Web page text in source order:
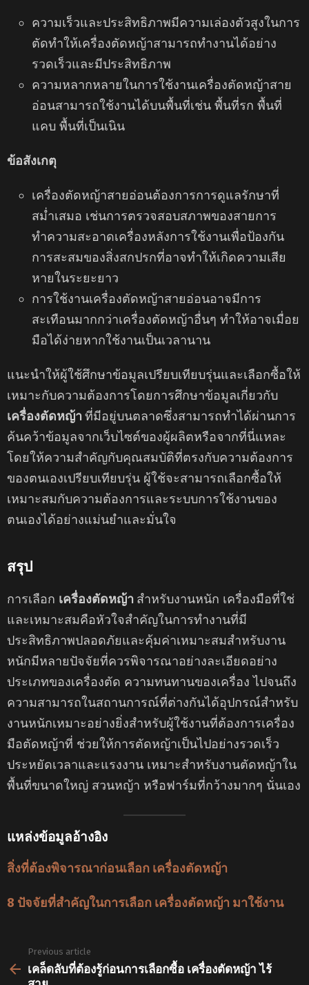
ความเร็วและประสิทธิภาพมีความเล่องตัวสูงในการ
ตัดทำให้เครื่องตัดหญ้าสามารถทำงานได้อย่าง
รวดเร็วและมีประสิทธิภาพ
ความหลากหลายในการใช้งานเครื่องตัดหญ้าสาย
อ่อนสามารถใช้งานได้บนพื้นที่เช่น พื้นที่รก พื้นที่
แคบ พื้นที่เป็นเนิน
ข้อสังเกตุ
เครื่องตัดหญ้าสายอ่อนต้องการการดูแลรักษาที่
สม่ำเสมอ เช่นการตรวจสอบสภาพของสายการ
ทำความสะอาดเครื่องหลังการใช้งานเพื่อป้องกัน
การสะสมของสิ่งสกปรกที่อาจทำให้เกิดความเสีย
หายในระยะยาว
การใช้งานเครื่องตัดหญ้าสายอ่อนอาจมีการ
สะเทือนมากกว่าเครื่องตัดหญ้าอื่นๆ ทำให้อาจเมื่อย
มือได้ง่ายหากใช้งานเป็นเวลานาน
แนะนำให้ผู้ใช้ศึกษาข้อมูลเปรียบเทียบรุ่นและเลือกซื้อให้
เหมาะกับความต้องการโดยการศึกษาข้อมูลเกี่ยวกับ
เครื่องตัดหญ้าที่มีอยู่บนตลาดซึ่งสามารถทำได้ผ่านการ
ค้นคว้าข้อมูลจากเว็บไซต์ของผู้ผลิตหรือจากที่นี่แหละ
โดยให้ความสำคัญกับคุณสมบัติที่ตรงกับความต้องการ
ของตนเองเปรียบเทียบรุ่น ผู้ใช้จะสามารถเลือกซื้อให้
เหมาะสมกับความต้องการและระบบการใช้งานของ
ตนเองได้อย่างแม่นยำและมั่นใจ
สรุป
การเลือก เครื่องตัดหญ้า สําหรับงานหนัก เครื่องมือที่ใช่
และเหมาะสมคือหัวใจสำคัญในการทำงานที่มี
ประสิทธิภาพปลอดภัยและคุ้มค่าเหมาะสมสําหรับงาน
หนักมีหลายปัจจัยที่ควรพิจารณาอย่างละเอียดอย่าง
ประเภทของเครื่องตัด ความทนทานของเครื่อง ไปจนถึง
ความสามารถในสถานการณ์ที่ต่างกันได้อุปกรณ์สำหรับ
งานหนักเหมาะอย่างยิ่งสำหรับผู้ใช้งานที่ต้องการเครื่อง
มือตัดหญ้าที่ ช่วยให้การตัดหญ้าเป็นไปอย่างรวดเร็ว
ประหยัดเวลาและแรงงาน เหมาะสำหรับงานตัดหญ้าใน
พื้นที่ขนาดใหญ่ สวนหญ้า หรือฟาร์มที่กว้างมากๆ นั่นเอง
แหล่งข้อมูลอ้างอิง
สิ่งที่ต้องพิจารณาก่อนเลือก เครื่องตัดหญ้า
8 ปัจจัยที่สำคัญในการเลือก เครื่องตัดหญ้า มาใช้งาน
more
Previous article
เคล็ดลับที่ต้องรู้ก่อนการเลือกซื้อ เครื่องตัดหญ้า ไร้